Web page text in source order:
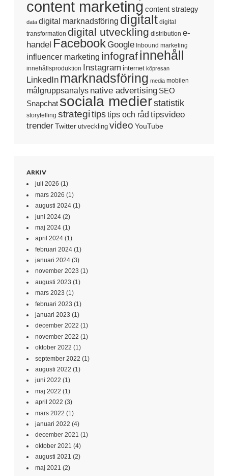
content marketing content strategy
data digital marknadsföring digitalt digital
transformation digital utveckling distribution e-
handel Facebook Google Inbound marketing
influencer marketing infografinnehåll
innehållsproduktion Instagram internet köpresan
LinkedIn marknadsföring media mobilen
målgruppsanalys native advertising SEO
Snapchat sociala medierstatistik
storytelling strategi tipstips och råd tipsvideo
trenderTwitter utveckling video YouTube
ARKIV
juli 2026 (1)
mars 2026 (1)
augusti 2024 (1)
juni 2024 (2)
maj 2024 (1)
april 2024 (1)
februari 2024 (1)
januari 2024 (3)
november 2023 (1)
augusti 2023 (1)
mars 2023 (1)
februari 2023 (1)
januari 2023 (1)
december 2022 (1)
november 2022 (1)
oktober 2022 (1)
september 2022 (1)
augusti 2022 (1)
juni 2022 (1)
maj 2022 (1)
april 2022 (3)
mars 2022 (1)
januari 2022 (4)
december 2021 (1)
oktober 2021 (4)
augusti 2021 (2)
maj 2021 (2)